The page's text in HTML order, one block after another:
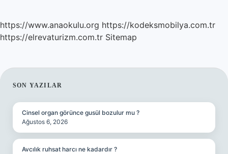
https://www.anaokulu.org https://kodeksmobilya.com.tr
https://elrevaturizm.com.tr Sitemap
SIDEBAR
SON YAZILAR
Cinsel organ görünce gusül bozulur mu ?
Ağustos 6, 2026
Avcılık ruhsat harcı ne kadardır ?